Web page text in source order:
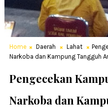
Home Daerah Lahat
Narkoba dan Kampung Tangguh
Pengecekan
Narkoba dan